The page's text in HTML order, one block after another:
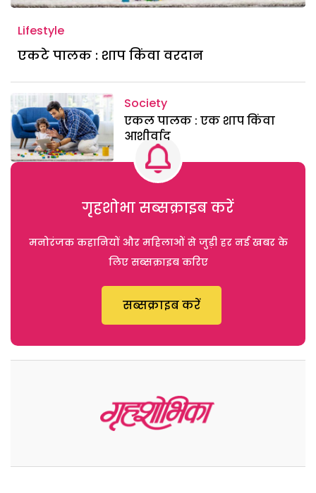
Lifestyle
एकटे पालक : शाप किंवा वरदान
Society
एकल पालक : एक शाप किंवा
आशीर्वाद
गृहशोभा सब्सक्राइब करें
मनोरंजक कहानियों और महिलाओं से जुड़ी हर नई खबर के
लिए सब्सक्राइब करिए
सब्सक्राइब करें